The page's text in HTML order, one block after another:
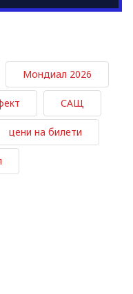
Мондиал 2026
САЩ
цени на билети